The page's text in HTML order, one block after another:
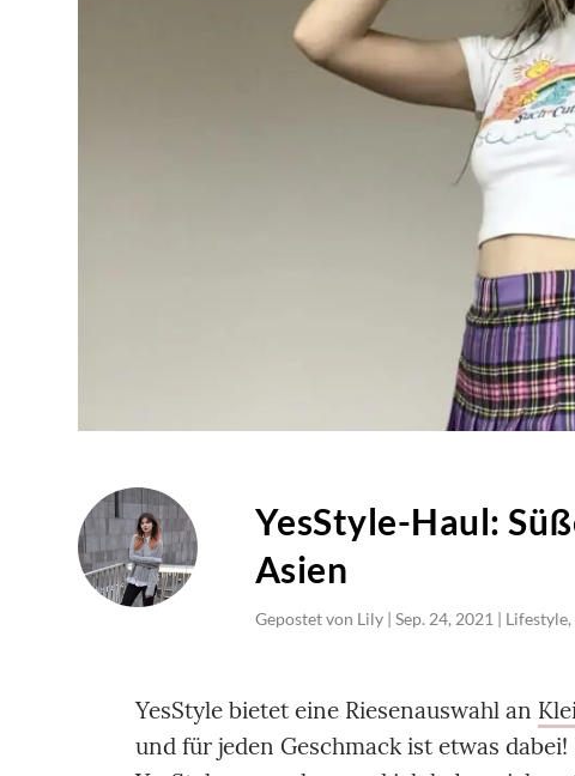
YesStyle-Haul:
Asien
Gepostet von Lily| Sep. 24, 2021 | Lifestyle,
YesStyle bietet eine Riesenauswahl an
und für jeden Geschmack ist etwas